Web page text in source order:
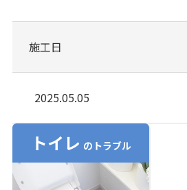
施工日
2025.05.05
トイレ のトラブル